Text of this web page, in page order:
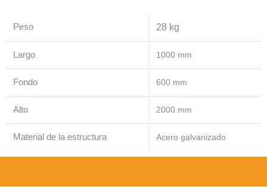
Peso 28 kg
Largo 1000 mm
Fondo 600 mm
Alto 2000 mm
Material de la estructura Acero galvanizado